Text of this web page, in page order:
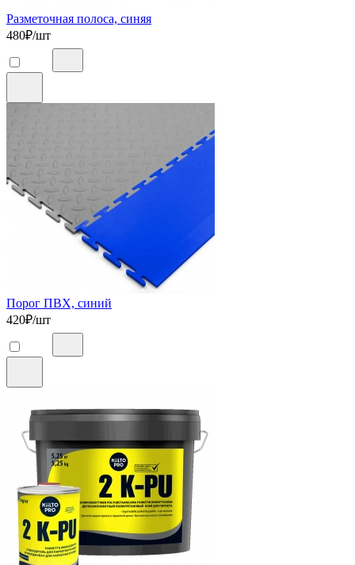
Разметочная полоса, синяя
480₽/шт
Порог ПВХ, синий
420₽/шт